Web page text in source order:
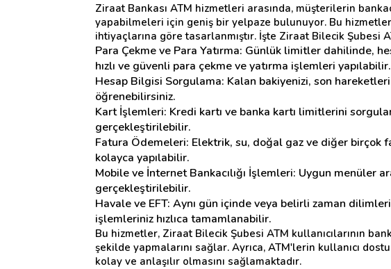
Ziraat Bankası ATM hizmetleri arasında, müşterilerin
yapabilmeleri için geniş bir yelpaze bulunuyor. Bu
ihtiyaçlarına göre tasarlanmıştır. İşte Ziraat Bilecik Şubesi
Para Çekme ve Para Yatırma: Günlük limitler dahilinde,
hızlı ve güvenli para çekme ve yatırma işlemleri yapılabilir.
Hesap Bilgisi Sorgulama: Kalan bakiyenizi, son hareketleri
öğrenebilirsiniz.
Kart İşlemleri: Kredi kartı ve banka kartı limitlerini
gerçekleştirilebilir.
Fatura Ödemeleri: Elektrik, su, doğal gaz ve diğer birçok
kolayca yapılabilir.
Mobile ve İnternet Bankacılığı İşlemleri: Uygun menüler
gerçekleştirilebilir.
Havale ve EFT: Aynı gün içinde veya belirli zaman
işlemleriniz hızlıca tamamlanabilir.
Bu hizmetler, Ziraat Bilecik Şubesi ATM kullanıcılarının
şekilde yapmalarını sağlar. Ayrıca, ATM'lerin kullanıcı
kolay ve anlaşılır olmasını sağlamaktadır.